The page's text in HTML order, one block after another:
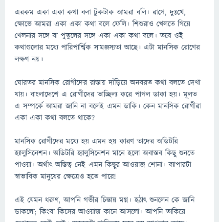
এরকম একা একা কথা বলা টুকটাক আমরা বলি। রাগে, দুঃখে,
ক্ষোভে আমরা একা একা কথা বলে ফেলি। শিশুরাও খেলতে গিয়ে
খেলনার সঙ্গে বা পুতুলের সঙ্গে একা একা কথা বলে। তবে ওই
কথাগুলোর মধ্যে পারিপার্শ্বিক সামঞ্জস্যতা আছে। এটা মানসিক রোগের
লক্ষণ নয়।
ঘোরতর মানসিক রোগীদের রাস্তায় দাঁড়িয়ে অনবরত কথা বলতে দেখা
যায়। বাংলাদেশে এ রোগীদের তাচ্ছিল্য করে পাগল ডাকা হয়। মূলত
এ সম্পর্কে আমরা জানি না বলেই এমন ডাকি। কেন মানসিক রোগীরা
একা একা কথা বলতে থাকে?
মানসিক রোগীদের মধ্যে হয় এমন হয় কারণ তাদের অডিটরি
হ্যালুসিনেশন। অডিটরি হ্যালুসিনেশন মানে হলো অবাস্তব কিছু শুনতে
পাওয়া। অর্থাৎ অস্তিত্ব নেই এমন কিছুর আওয়াজ শোনা। ব্যাপারটা
স্বাভাবিক মানুষের ক্ষেত্রেও হতে পারে!
এই যেমন ধরুণ, আপনি গভীর চিন্তায় মগ্ন। হঠাৎ শুনলেন কে জানি
ডাকলো; কিংবা কিসের আওয়াজ কানে আসলো। আপনি তাকিয়ে